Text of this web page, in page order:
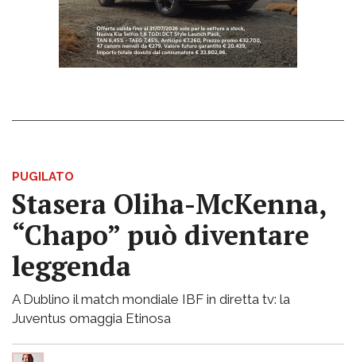
PUGILATO
Stasera Oliha-McKenna,
“Chapo” può diventare
leggenda
A Dublino il match mondiale IBF in diretta tv: la
Juventus omaggia Etinosa